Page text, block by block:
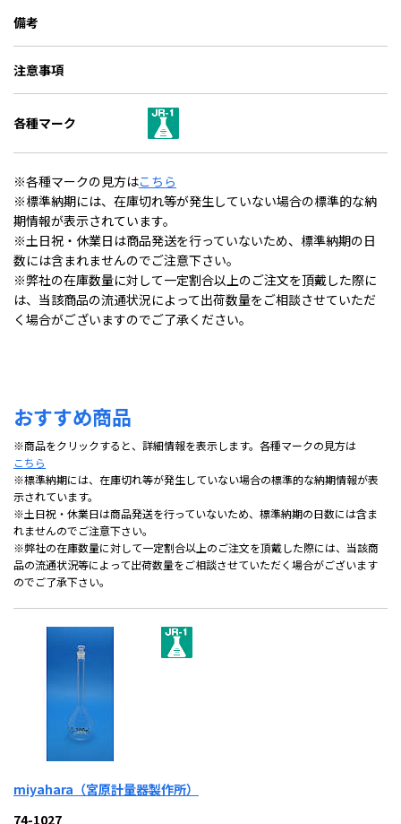
備考
注意事項
各種マーク
※各種マークの見方はこちら
※標準納期には、在庫切れ等が発生していない場合の標準的な納
期情報が表示されています。
※土日祝・休業日は商品発送を行っていないため、標準納期の日
数には含まれませんのでご注意下さい。
※弊社の在庫数量に対して一定割合以上のご注文を頂戴した際に
は、当該商品の流通状況によって出荷数量をご相談させていただ
く場合がございますのでご了承ください。
おすすめ商品
※商品をクリックすると、詳細情報を表示します。各種マークの見方は
こちら
※標準納期には、在庫切れ等が発生していない場合の標準的な納期情報が表
示されています。
※土日祝・休業日は商品発送を行っていないため、標準納期の日数には含ま
れませんのでご注意下さい。
※弊社の在庫数量に対して一定割合以上のご注文を頂戴した際には、当該商
品の流通状況等によって出荷数量をご相談させていただく場合がございます
のでご了承下さい。
miyahara（宮原計量器製作所）
74-1027